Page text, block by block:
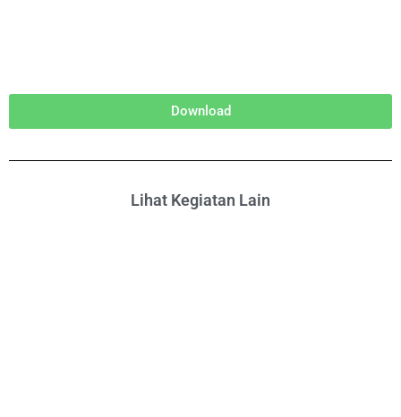
Download
Lihat Kegiatan Lain